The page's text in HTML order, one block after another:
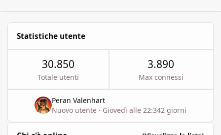
Statistiche utente
30.850
Totale utenti
3.890
Max connessi
Peran Valenhart
Nuovo utente · Giovedì alle 22:342 giorni